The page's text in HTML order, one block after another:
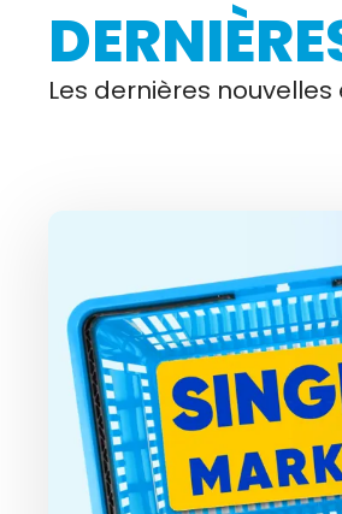
Les dernières